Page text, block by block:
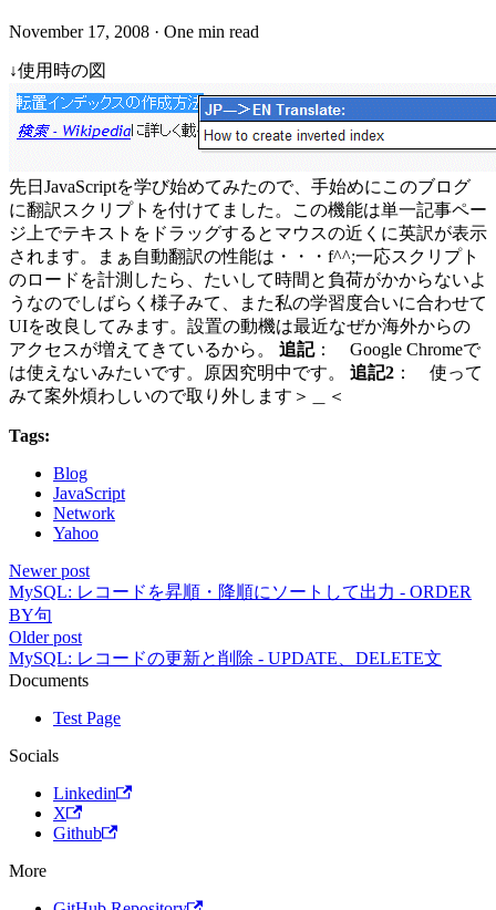
November 17, 2008 · One min read
↓使用時の図
先日JavaScriptを学び始めてみたので、手始めにこのブログ
に翻訳スクリプトを付けてました。この機能は単一記事ペー
ジ上でテキストをドラッグするとマウスの近くに英訳が表示
されます。まぁ自動翻訳の性能は・・・f^^;一応スクリプト
のロードを計測したら、たいして時間と負荷がかからないよ
うなのでしばらく様子みて、また私の学習度合いに合わせて
UIを改良してみます。設置の動機は最近なぜか海外からの
アクセスが増えてきているから。 追記： Google Chromeで
は使えないみたいです。原因究明中です。 追記2 ： 使って
みて案外煩わしいので取り外します＞＿＜
Tags:
Blog
JavaScript
Network
Yahoo
Newer post
MySQL: レコードを昇順・降順にソートして出力 - ORDER
BY句
Older post
MySQL: レコードの更新と削除 - UPDATE、DELETE文
Documents
Test Page
Socials
Linkedin
X
Github
More